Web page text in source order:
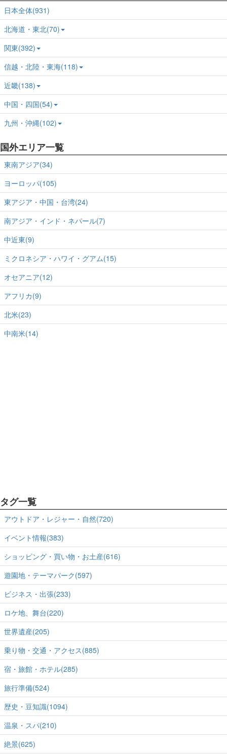
日本全体(931)
北海道・東北(70)
関東(392)
信越・北陸・東海(118)
近畿(138)
中国・四国(54)
九州・沖縄(102)
国外エリア一覧
東南アジア(34)
ヨーロッパ(105)
東アジア・中国・台湾(24)
南アジア・インド・ネパール(7)
中近東(9)
ミクロネシア・ハワイ・グアム(15)
オセアニア(12)
アフリカ(9)
北米(23)
中南米(14)
タグ一覧
アウトドア・レジャー・自然(720)
イベント情報(383)
ショッピング・買い物・お土産(616)
遊園地・テーマパーク(597)
ビジネス・出張(233)
ロケ地、舞台(220)
世界遺産(205)
乗り物・交通・アクセス(885)
宿・旅館・ホテル(285)
旅行準備(524)
歴史・豆知識(1094)
温泉・スパ(210)
絶景(625)